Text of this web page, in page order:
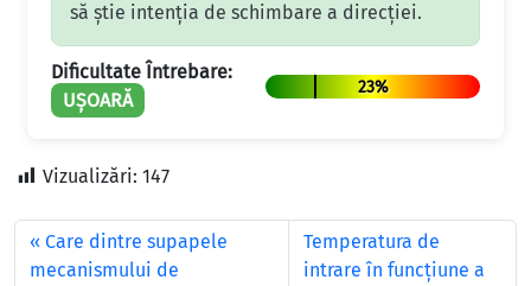
să știe intenția de schimbare a direcției.
Dificultate Întrebare:
UȘOARĂ
23%
Vizualizări: 147
Care dintre supapele
mecanismului de
Temperatura de
intrare în funcţiune a